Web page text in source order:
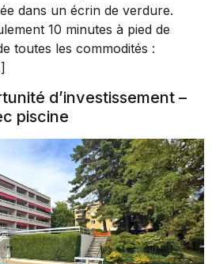
dans un écrin de verdure.
10 minutes à pied de
toutes les commodités :
d’investissement –
piscine